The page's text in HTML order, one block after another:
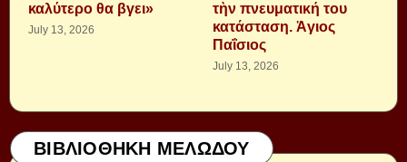
καλύτερο θα βγει»
July 13, 2026
τὴν πνευματική του
κατάσταση. Ἁγιος
Παΐσιος
July 13, 2026
ΒΙΒΛΙΟΘΗΚΗ ΜΕΛΩΔΟΥ